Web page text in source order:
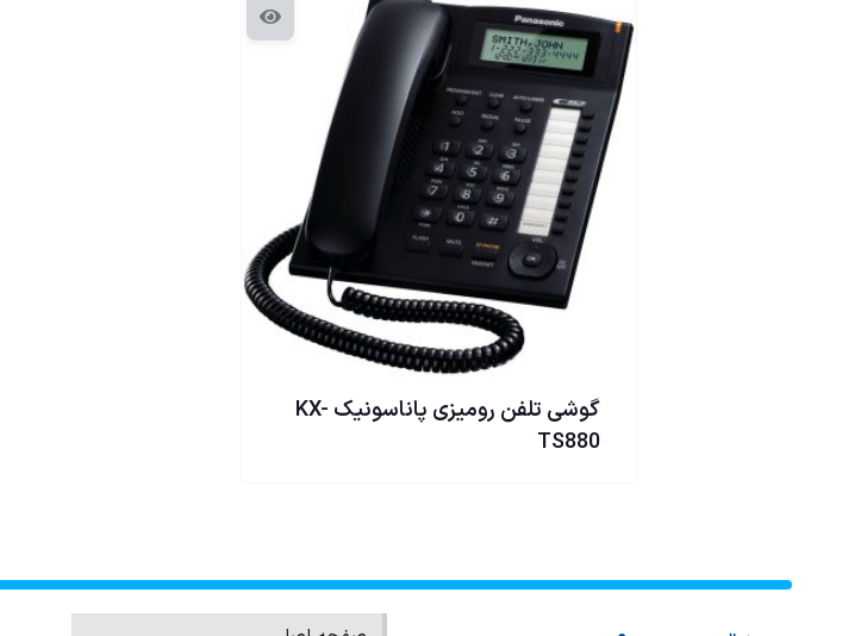
گوشی تلفن رومیزی پاناسونیک KX-
TS880